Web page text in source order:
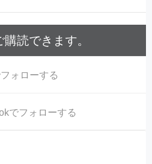
読できます。
ォローする
でフォローする